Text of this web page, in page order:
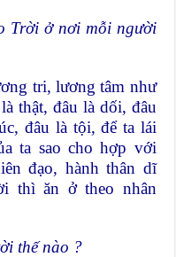
Trời ở nơi mỗi người
tri, lương tâm như
thật, đâu là dối, đâu
đâu là tội, để ta lái
ta sao cho hợp với
đạo, hành thân dĩ
thì ăn ở theo nhân
thế nào ?